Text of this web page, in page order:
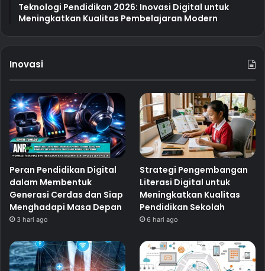
Teknologi Pendidikan 2026: Inovasi Digital untuk
Meningkatkan Kualitas Pembelajaran Modern
Inovasi
Peran Pendidikan Digital
dalam Membentuk
Generasi Cerdas dan Siap
Menghadapi Masa Depan
3 hari ago
Strategi Pengembangan
Literasi Digital untuk
Meningkatkan Kualitas
Pendidikan Sekolah
6 hari ago